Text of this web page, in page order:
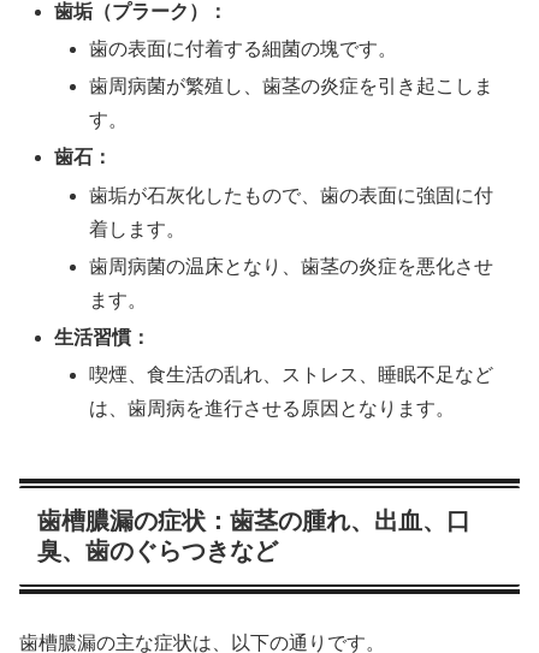
歯垢（プラーク）：
歯の表面に付着する細菌の塊です。
歯周病菌が繁殖し、歯茎の炎症を引き起こしま
す。
歯石：
歯垢が石灰化したもので、歯の表面に強固に付
着します。
歯周病菌の温床となり、歯茎の炎症を悪化させ
ます。
生活習慣：
喫煙、食生活の乱れ、ストレス、睡眠不足など
は、歯周病を進行させる原因となります。
歯槽膿漏の症状：歯茎の腫れ、出血、口
臭、歯のぐらつきなど
歯槽膿漏の主な症状は、以下の通りです。